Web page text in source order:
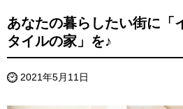
あなたの暮らしたい街に「
タイルの家」を♪
2021年5月11日